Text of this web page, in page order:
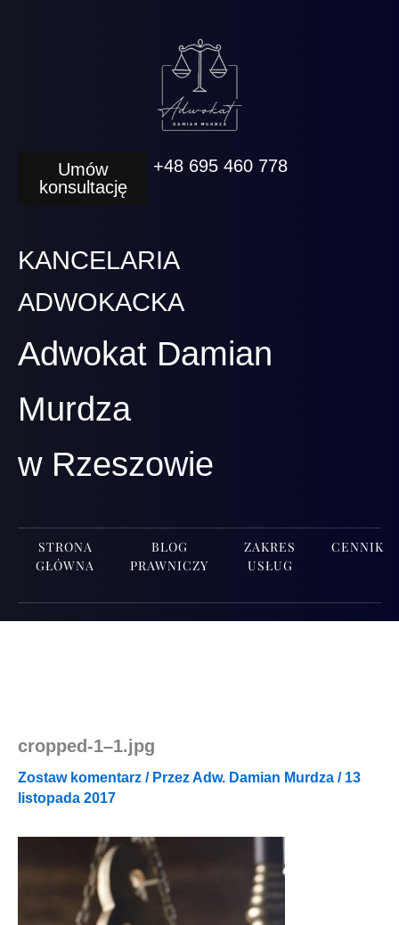
Umów
konsultację
+48 695 460 778
KANCELARIA
ADWOKACKA
Adwokat Damian
Murdza
w Rzeszowie
STRONA
GŁÓWNA
BLOG
PRAWNICZY
ZAKRES
USŁUG
CENNIK
cropped‑1–1.jpg
Zostaw komentarz / PrzezAdw. Damian Murdza / 13
listopada 2017